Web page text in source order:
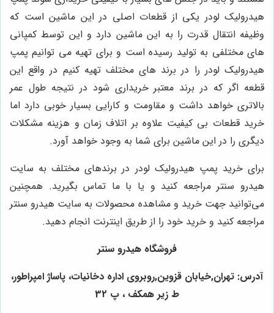
هیدرولیک لودر یکی از قطعات اصلی در این ماشین است که
وظیفه انتقال قدرت را به این ماشین دارد و این توسط کمپانی
های مختلفی به تولید رسیده است و برای تهیه می توانیم پمپ
هیدرولیک لودر را در برند های مختلف تهیه کنیم در واقع این
قطعه اگر که در برند معتبر خریداری شود در نتیجه طول عمر
بالاتری خواهد داشت و مقاومت و کارایی بسیار خوبی دارد اما
خرید قطعات بی کیفیت علاوه بر اتلاف زمان و هزینه مشکلات
دیگری را در این ماشین برای شما به وجود خواهد آورد.
برای خرید پمپ هیدرولیک لودر در برندهای مختلف به سایت
هیدرو سنتر مراجعه کنید و یا با ما تماس بگیرید. همچنین
می‌توانید جهت خرید و مشاهده محصولات به سایت هیدرو سنتر
مراجعه کنید و خرید خود را از طریق اینترنت انجام دهید.
فروشگاه هیدرو سنتر
آدرس: تهران,خیابان قزوین,روبروی اداره دخانیات، پاساژ امپراطور،
ط زیر همکف ، پ 32